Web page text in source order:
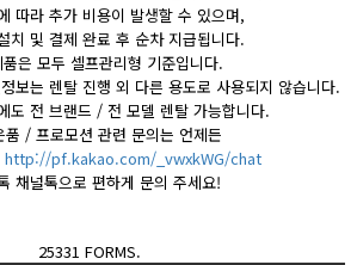
따라 추가 비용이 발생할 수 있으며,
치 및 결제 완료 후 순차 지급됩니다.
은 모두 셀프관리형 기준입니다.
보는 렌탈 진행 외 다른 용도로 사용되지 않습니다.
도 전 브랜드 / 전 모델 렌탈 가능합니다.
/ 프로모션 관련 문의는 언제든
http://pf.kakao.com/_vwxkWG/chat
채널톡으로 편하게 문의 주세요!
25331 FORMS.